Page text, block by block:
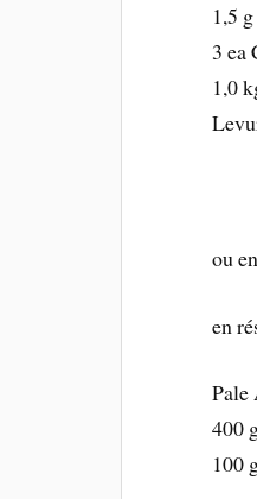
1,5
3 ea
1,0
ou
en
Pale
400
100